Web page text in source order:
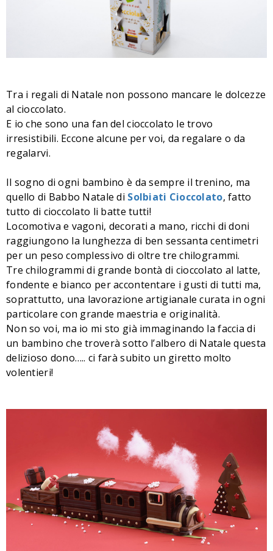
Tra i regali di Natale non possono mancare le dolcezze
al cioccolato.
E io che sono una fan del cioccolato le trovo
irresistibili. Eccone alcune per voi, da regalare o da
regalarvi.
Il sogno di ogni bambino è da sempre il trenino, ma
quello di Babbo Natale di Solbiati Cioccolato, fatto
tutto di cioccolato li batte tutti!
Locomotiva e vagoni, decorati a mano, ricchi di doni
raggiungono la lunghezza di ben sessanta centimetri
per un peso complessivo di oltre tre chilogrammi.
Tre chilogrammi di grande bontà di cioccolato al latte,
fondente e bianco per accontentare i gusti di tutti ma,
soprattutto, una lavorazione artigianale curata in ogni
particolare con grande maestria e originalità.
Non so voi, ma io mi sto già immaginando la faccia di
un bambino che troverà sotto l’albero di Natale questa
delizioso dono….. ci farà subito un giretto molto
volentieri!